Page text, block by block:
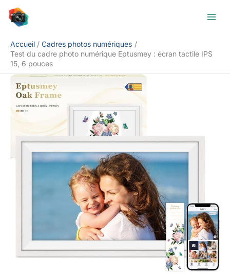
Accueil
Cadres photos numériques
Test du cadre photo numérique Eptusmey : écran tactile IPS
15, 6 pouces
Rechercher